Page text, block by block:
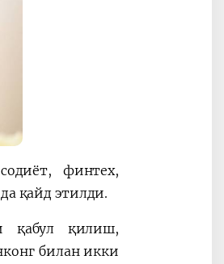
финтех,
қайд этилди.
қабул қилиш,
билан икки